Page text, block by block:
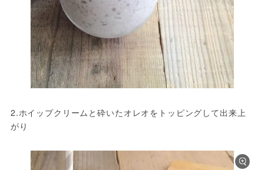
2.ホイップクリームと砕いたオレオをトッピングして出来上